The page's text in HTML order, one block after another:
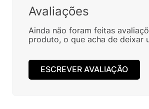
Avaliações
Ainda não foram feitas
produto, o que acha de deixar
ESCREVER AVALIAÇÃO